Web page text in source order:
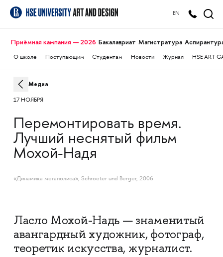
EN
Приёмная кампания — 2026 Бакалавриат Магистратура
О школе Поступающим Студентам Новости Журнал HSE ART
Медиа
17 НОЯБРЯ
Перемонтировать время.
Лучший неснятый фильм
Мохой-Надя
«Динамика мегаполиса», Schroeter und Berger, 2006
Ласло Мохой-Надь — знаменитый
авангардный художник, фотограф,
теоретик искусства, журналист.